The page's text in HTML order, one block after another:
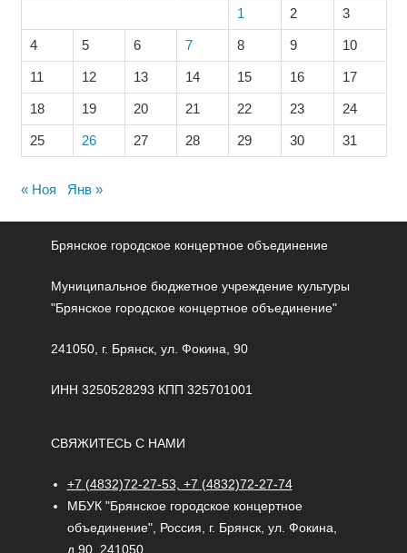
1 2 3
4 5 6 7 8 9 10
11 12 13 14 15 16 17
18 19 20 21 22 23 24
25 26 27 28 29 30 31
« Ноя Янв »
Брянское городское концертное объединение
Муниципальное бюджетное учреждение культуры
"Брянское городское концертное объединение"
241050, г. Брянск, ул. Фокина, 90
ИНН 3250528293 КПП 325701001
СВЯЖИТЕСЬ С НАМИ
+7 (4832)72-27-53, +7 (4832)72-27-74
МБУК "Брянское городское концертное
объединение", Россия, г. Брянск, ул. Фокина,
д.90, 241050